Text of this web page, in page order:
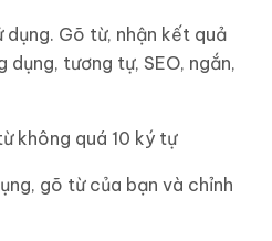
dụng. Gõ từ, nhận kết quả
tương tự, SEO, ngắn,
không quá 10 ký tự
gõ từ của bạn và chỉnh